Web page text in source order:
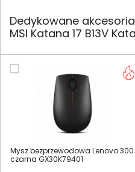
Dedykowane
MSI Katana 17 B13V
Mysz bezprzewodowa Lenovo 300
czarna GX30K79401